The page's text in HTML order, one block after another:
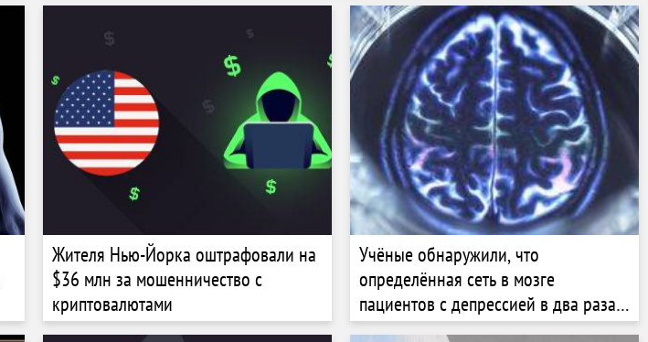
Жителя Нью-Йорка оштрафовали на
$36 млн за мошенничество с
криптовалютами
Учёные обнаружили, что
определённая сеть в мозге
пациентов с депрессией в два раза
больше, чем у обычных людей